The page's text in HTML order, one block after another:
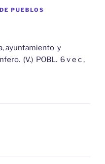
PUEBLOS
ayuntamiento y
(V.) POBL. 6 v e c ,